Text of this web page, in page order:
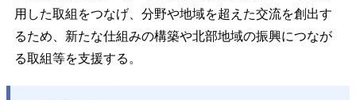
用した取組をつなげ、分野や地域を超えた交流を創出す
るため、新たな仕組みの構築や北部地域の振興につなが
る取組等を支援する。